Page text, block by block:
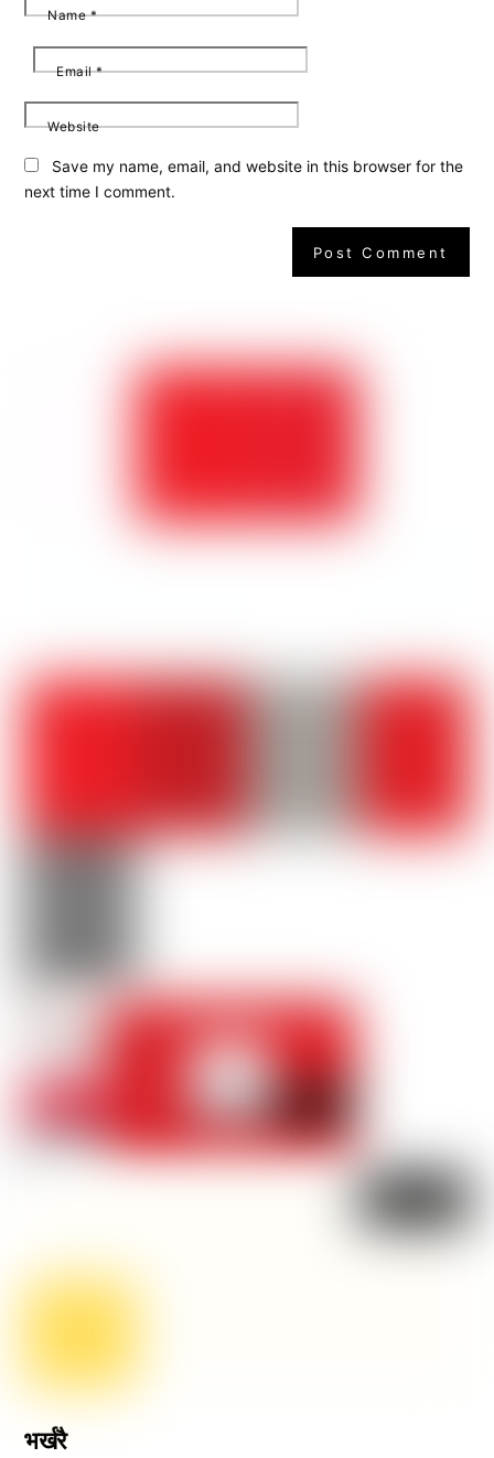
Name*
Email*
Website
Save my name, email, and website in this browser for the
next time I comment.
भर्खरै